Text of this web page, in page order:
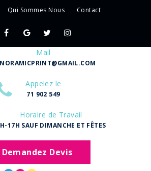
Qui Sommes Nous Contact
Mail
Appelez le
71 902 549
Horaire de Travail
17H SAUF DIMANCHE ET FÊTES
Demandez Devis